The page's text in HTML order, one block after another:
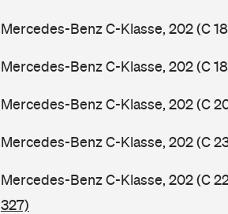
Mercedes-Benz C-Klasse, 202 (C
Mercedes-Benz C-Klasse, 202 (C
Mercedes-Benz C-Klasse, 202 (C
Mercedes-Benz C-Klasse, 202 (C
Mercedes-Benz C-Klasse, 202 (C
327)